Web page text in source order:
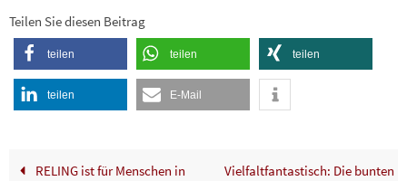
Teilen Sie diesen Beitrag
teilen teilen teilen
teilen E-Mail
RELING ist für Menschen in
Vielfaltfantastisch: Die bunten